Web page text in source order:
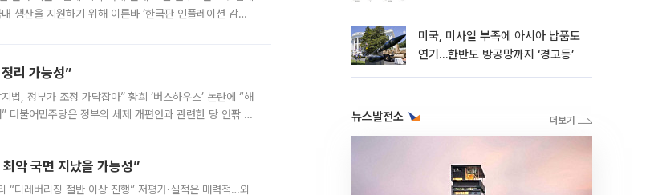
생산을 지원하기 위해 이른바 ‘한국판 인플레이션 감축
리 가능성”
법, 정부가 조정 가닥잡아” 황희 ‘버스하우스’ 논란에 “해
더불어민주당은 정부의 세제 개편안과 관련한 당 안팎 의
악 국면 지났을 가능성”
디레버리징 절반 이상 진행” 저평가·실적은 매력적…외
미국, 미사일 부족에 아시아 납품도
연기…한반도 방공망까지 ‘경고등’
뉴스발전소